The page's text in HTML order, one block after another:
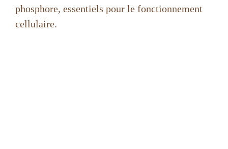
phosphore, essentiels pour le fonctionnement
cellulaire.